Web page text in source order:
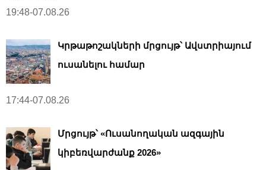
19:48-07.08.26
Կրթաթոշակների մրցույթ՝ Ավստրիայում
ուսանելու համար
17:44-07.08.26
Մրցույթ՝ «Ուսանողական ազգային
կիբեռվարժանք 2026»